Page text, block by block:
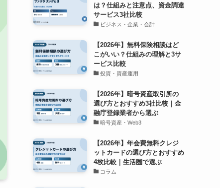
は？仕組みと注意点、資金調達
サービス3社比較
ビジネス・企業・会計
【2026年】無料保険相談はど
こがいい？仕組みの理解と3サ
ービス比較
投資・資産運用
【2026年】暗号資産取引所の
選び方とおすすめ3社比較｜金
融庁登録業者から選ぶ
暗号資産・Web3
【2026年】年会費無料クレジ
ットカードの選び方とおすすめ
4枚比較｜生活圏で選ぶ
コラム